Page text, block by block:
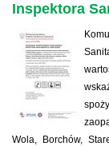
Inspektora
Wola, Borchów,